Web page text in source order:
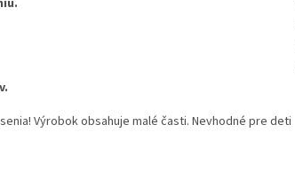
Výrobok obsahuje malé časti. Nevhodné pre deti